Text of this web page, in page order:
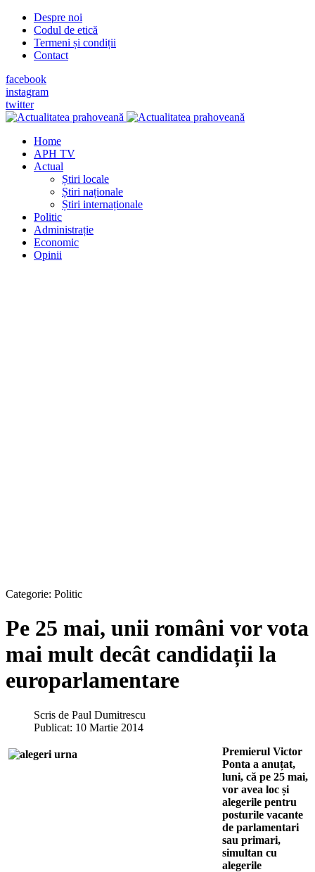
Despre noi
Codul de etică
Termeni și condiții
Contact
facebook
instagram
twitter
Home
APH TV
Actual
Știri locale
Știri naționale
Știri internaționale
Politic
Administrație
Economic
Opinii
Categorie: Politic
Pe 25 mai, unii români vor vota
mai mult decât candidații la
europarlamentare
Scris de Paul Dumitrescu
Publicat: 10 Martie 2014
Premierul Victor
Ponta a anuțat,
luni, că pe 25 mai,
vor avea loc și
alegerile pentru
posturile vacante
de parlamentari
sau primari,
simultan cu
alegerile